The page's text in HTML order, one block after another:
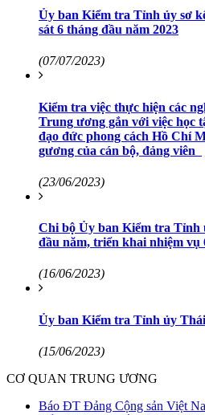
Ủy ban Kiểm tra Tỉnh ủy sơ
sát 6 tháng đầu năm 2023
(07/07/2023)
Kiểm tra việc thực hiện các
Trung ương gắn với việc học
đạo đức phong cách Hồ Chí
gương của cán bộ, đảng viên
(23/06/2023)
Chi bộ Ủy ban Kiểm tra Tỉnh
đầu năm, triển khai nhiệm vụ
(16/06/2023)
Ủy ban Kiểm tra Tỉnh ủy
(15/06/2023)
CƠ QUAN TRUNG ƯƠNG
Báo ĐT Đảng Cộng sản Việt